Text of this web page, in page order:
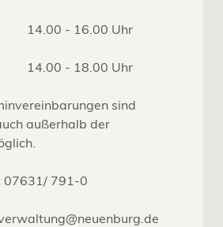
- 16.00 Uhr
- 18.00 Uhr
sind
außerhalb der
07631/ 791-0